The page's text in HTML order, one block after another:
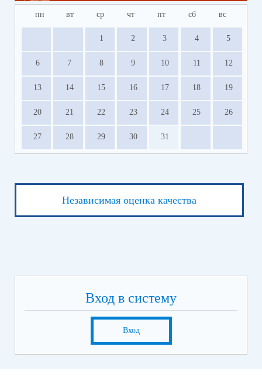
пн вт ср чт пт сб вс
1 2 3 4 5
6 7 8 9 10 11 12
13 14 15 16 17 18 19
20 21 22 23 24 25 26
27 28 29 30 31
Независимая оценка качества
Вход в систему
Вход